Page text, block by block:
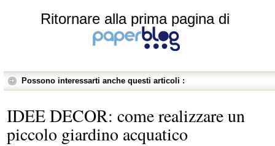
Ritornare alla prima pagina di
Possono interessarti anche questi articoli :
IDEE DECOR: come realizzare un
piccolo giardino acquatico